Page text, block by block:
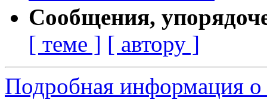
Сообщения,
[ теме ] [ автору ]
Подробная информация